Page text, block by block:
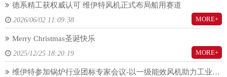
德系精工获权威认可 维伊特风机正式布局船用赛道
2026/06/02 11:09:38 MORE+
Merry Christmas圣诞快乐
2025/12/25 18:20:19 MORE+
维伊特参加锅炉行业团标专家会议-以一级能效风机助力工业锅炉行业节能降耗水平提升